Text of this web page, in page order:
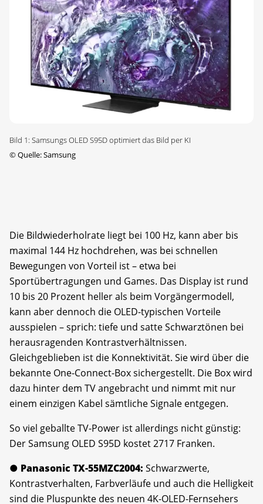
Bild 1: Samsungs OLED S95D optimiert das Bild per KI
©Quelle: Samsung
Die Bildwiederholrate liegt bei 100 Hz, kann aber bis
maximal 144 Hz hochdrehen, was bei schnellen
Bewegungen von Vorteil ist – etwa bei
Sportübertragungen und Games. Das Display ist rund
10 bis 20 Prozent heller als beim Vorgängermodell,
kann aber dennoch die OLED-typischen Vorteile
ausspielen – sprich: tiefe und satte Schwarztönen bei
herausragenden Kontrastverhältnissen.
Gleichgeblieben ist die Konnektivität. Sie wird über die
bekannte One-Connect-Box sichergestellt. Die Box wird
dazu hinter dem TV angebracht und nimmt mit nur
einem einzigen Kabel sämtliche Signale entgegen.
So viel geballte TV-Power ist allerdings nicht günstig:
Der Samsung OLED S95D kostet 2717 Franken.
● Panasonic TX-55MZC2004: Schwarzwerte,
Kontrastverhalten, Farbverläufe und auch die Helligkeit
sind die Pluspunkte des neuen 4K-OLED-Fernsehers